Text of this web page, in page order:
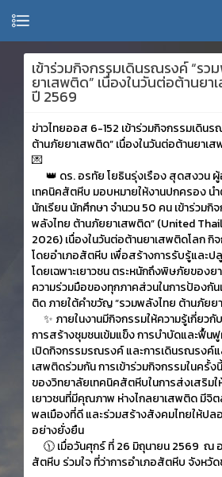
เข้าร่วมกิจกรรมเดินรณรงค์ “ร
ยาเสพติด” เนื่องในวันต่อต้านยา
ปี 2569
ข่าวไทยออส 6-152 เข้าร่วมกิจกรรมเดิน
ต้านภัยยาเสพติด” เนื่องในวันต่อต้านยาเ
💌
👑 ดร. อรทัย โยธินรุ่งเรือง สุดสงวน ผู้
เทคนิคสัตหีบ มอบหมายให้งานปกครอง น
นักเรียน นักศึกษา จำนวน 50 คน เข้าร่วม
พลังไทย ต้านภัยยาเสพติด” (United
2026) เนื่องในวันต่อต้านยาเสพติดโลก กิ
โดยอำเภอสัตหีบ เพื่อสร้างการรับรู้และป
โดยเฉพาะเยาวชน ตระหนักถึงพิษภัยของ
ความร่วมมือของทุกภาคส่วนในการป้องกั
ติด ภายใต้คำขวัญ “รวมพลังไทย ต้านภัยย
✨ ภายในงานมีกิจกรรมให้ความรู้เกี่ยว
การสร้างชุมชนเข้มแข็ง การบำบัดและฟื้
เปิดกิจกรรมรณรงค์ และการเดินรณรงค์
เสพติดร่วมกัน การเข้าร่วมกิจกรรมในครั้
ของวิทยาลัยเทคนิคสัตหีบในการส่งเสริมใ
เยาวชนที่มีคุณภาพ ห่างไกลยาเสพติด มีจิต
พลเมืองที่ดี และร่วมสร้างสังคมไทยให้ป
อย่างยั่งยืน
🕦 เมื่อวันศุกร์ ที่ 26 มิถุนายน 2569 ณ
สัตหีบ ร่วมใจ ที่ว่าการอำเภอสัตหีบ จังหวั